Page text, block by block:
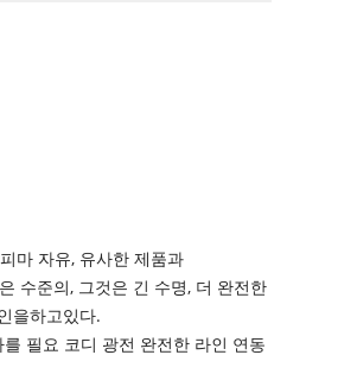
마 자유, 유사한 제품과
수준의, 그것은 긴 수명, 더 완전한
을하고있다.
필요 코디 광전 완전한 라인 연동